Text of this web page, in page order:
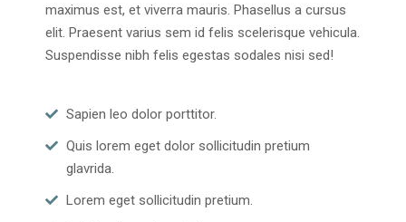
maximus est, et viverra mauris. Phasellus a cursus
elit. Praesent varius sem id felis scelerisque vehicula.
Suspendisse nibh felis egestas sodales nisi sed!
Sapien leo dolor porttitor.
Quis lorem eget dolor sollicitudin pretium
glavrida.
Lorem eget sollicitudin pretium.